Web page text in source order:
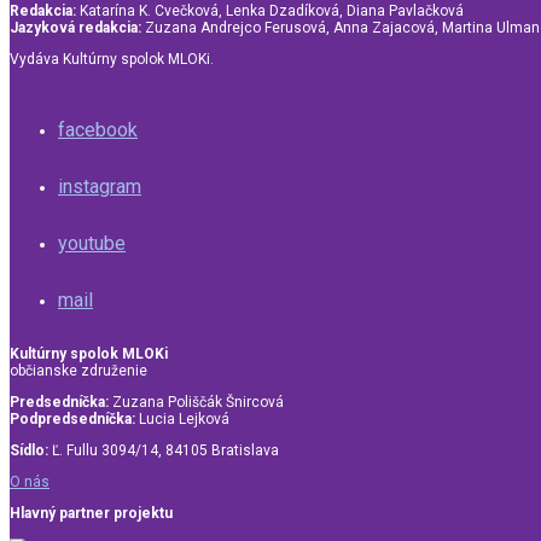
Redakcia: Katarína K. Cvečková, Lenka Dzadíková, Diana Pavlačková
Jazyková redakcia: Zuzana Andrejco Ferusová, Anna Zajacová, Martina
Vydáva Kultúrny spolok MLOKi.
facebook
instagram
youtube
mail
Kultúrny spolok MLOKi
občianske združenie
Predsedníčka: Zuzana Poliščák Šnircová
Podpredsedníčka: Lucia Lejková
Sídlo: Ľ. Fullu 3094/14, 84105 Bratislava
O nás
Hlavný partner projektu